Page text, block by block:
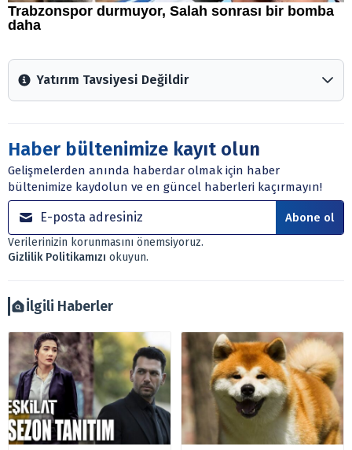
Yatırım Tavsiyesi Değildir
Sitede yer alan tüm içerikler kişisel görüşlere
dayanmaktadır. Yatırım danışmanlığı hizmeti; aracı
kurumlar, mevduat kabul etmeyen bankalar, portföy
yönetim şirketleri ile müşteri arasında imzalanacak
sözleşme çerçevesinde sunulmaktadır.
Sitemizde bulunan bilgiler ve görüşler, sizin mali
durumunuz, risk – getiri beklentileriniz ile uyuşmayabilir.
zararlardan, arztakvimi.com.tr sorumlu tutulamaz.
Haber bültenimize kayıt olun
Gelişmelerden anında haberdar olmak için haber
bültenimize kaydolun ve en güncel haberleri kaçırmayın!
Abone ol
Verilerinizin korunmasını önemsiyoruz.
Gizlilik Politikamızı okuyun.
İlgili Haberler